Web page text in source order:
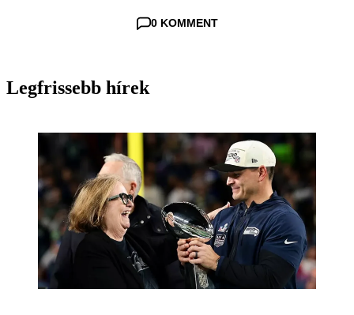
0 KOMMENT
Legfrissebb hírek